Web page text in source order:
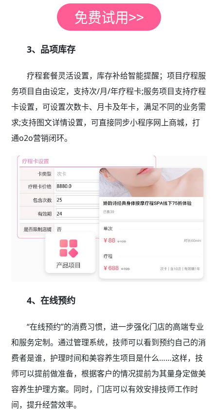
3、品项库存
疗程套餐灵活设置，库存补给智能提醒；项目疗程服
务项目自由设定，支持次/月/年疗程卡;服务项目支持疗程
卡设置，可设置次数卡、月卡及年卡，满足不同的业务需
求;支持图文详情设置，可直接同步小程序网上商城，打
通o2o营销闭环。
4、在线预约
“在线预约”的消费习惯，进一步强化门店的高端专业
和服务定制。通过管理系统，技师可以看到预约自己的消
费者是谁，护理时间和美容养生项目是什么……这样，技
师可以提前做准备，根据客户的情况提前为其量身定做美
容养生护理方案。同时，门店可以有效安排技师工作时
间，提升经营效率。